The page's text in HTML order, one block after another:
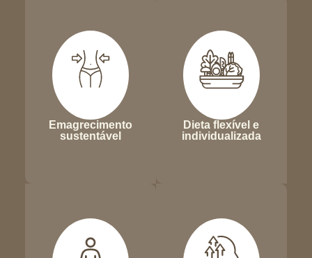
Emagrecimento
sustentável
Dieta flexível e
individualizada